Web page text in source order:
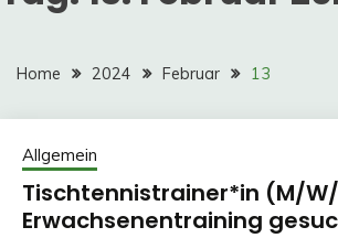
Home 2024 Februar 13
Allgemein
Tischtennistrainer*in (M/
Erwachsenentraining